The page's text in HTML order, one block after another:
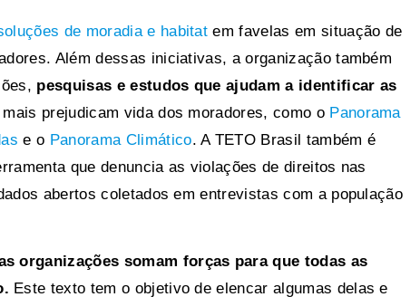
de moradia e habitat em favelas em situação de
Além dessas iniciativas, a organização também
pesquisas e estudos que ajudam a identificar as
prejudicam vida dos moradores, como o Panorama
e o Panorama Climático. A TETO Brasil também é
que denuncia as violações de direitos nas
abertos coletados em entrevistas com a população
organizações somam forças para que todas as
Este texto tem o objetivo de elencar algumas delas e